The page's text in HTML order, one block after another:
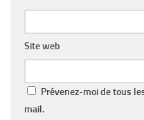
Site web
Prévenez-moi de tous
mail.